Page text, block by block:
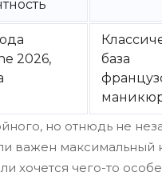
2026,
база
но отнюдь не
важен максимальный
хочется чего-то